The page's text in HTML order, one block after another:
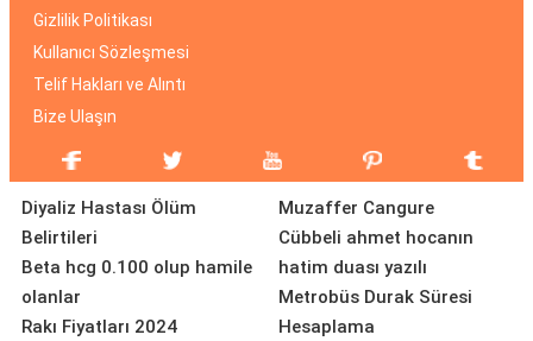
Gizlilik Politikası
Kullanıcı Sözleşmesi
Telif Hakları ve Alıntı
Bize Ulaşın
Diyaliz Hastası Ölüm
Belirtileri
Beta hcg 0.100 olup hamile
olanlar
Rakı Fiyatları 2024
Muzaffer Cangure
Cübbeli ahmet hocanın
hatim duası yazılı
Metrobüs Durak Süresi
Hesaplama